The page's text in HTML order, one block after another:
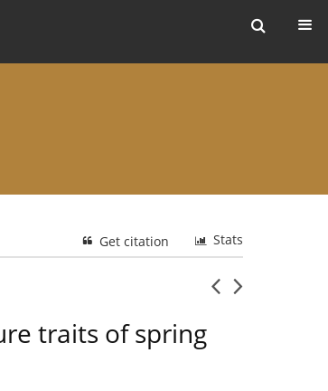
Stats
Get citation
traits of spring